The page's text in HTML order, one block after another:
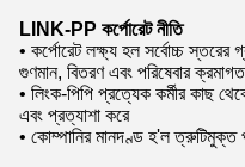
LINK-PP কর্পোরেট নীতি
• কর্পোরেট লক্ষ্য হল সর্বোচ্চ স্তরের
গুণমান, বিতরণ এবং পরিষেবার
• লিংক-পিপি প্রত্যেক কর্মীর কাছ
এবং প্রত্যাশা করে
• কোম্পানির মানদণ্ড হ'ল ত্রুটিমুক্ত